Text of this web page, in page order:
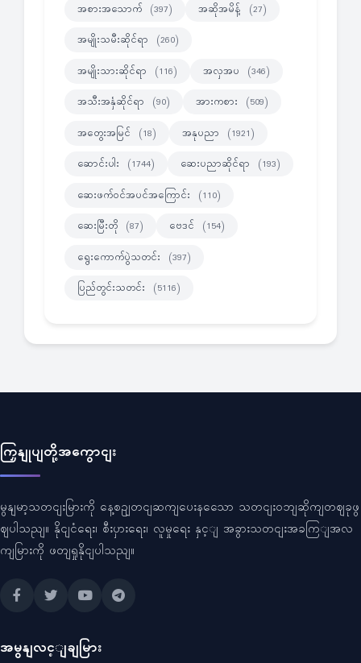
အစားအသောက် (397) အဆိုအမိန့် (27)
အမျိုးသမီးဆိုင်ရာ (260)
အမျိုးသားဆိုင်ရာ (116) အလှအပ (346)
အသီးအနှံဆိုင်ရာ (90) အားကစား (509)
အတွေးအမြင် (18) အနုပညာ (1921)
ဆောင်းပါး (1744) ဆေးပညာဆိုင်ရာ (193)
ဆေးဖက်ဝင်အပင်အကြောင်း (110)
ဆေးမြီးတို (87) ဗေဒင် (154)
ရွေးကောက်ပွဲသတင်း (397)
ပြည်တွင်းသတင်း (5116)
ကြှနျုပျတို့အကွောငျး
မွနျမာ့သတငျးမြားကို နေ့စဥျတငျဆကျပေးနသေော သတငျးဝဘျဆိုကျတဈခုဖွ
ဈပါသညျ။ နိုငျငံရေး၊ စီးပှားရေး၊ လူမှုရေး နှင့ျ အခွားသတငျးအခကြျအလ
ကျမြားကို ဖတျရှုနိုငျပါသညျ။
အမွနျလင့ျချမြား